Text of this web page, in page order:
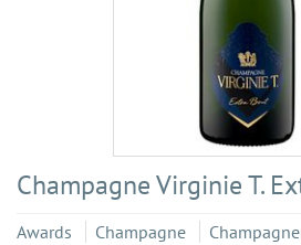
Champagne Virginie T.
Awards Champagne